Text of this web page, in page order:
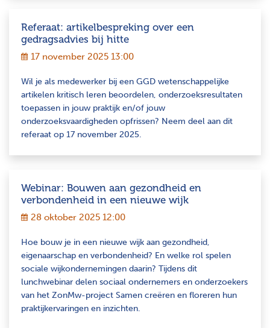
Referaat: artikelbespreking over een
gedragsadvies bij hitte
17 november 2025 13:00
Wil je als medewerker bij een GGD wetenschappelijke
artikelen kritisch leren beoordelen, onderzoeksresultaten
toepassen in jouw praktijk en/of jouw
onderzoeksvaardigheden opfrissen? Neem deel aan dit
referaat op 17 november 2025.
Webinar: Bouwen aan gezondheid en
verbondenheid in een nieuwe wijk
28 oktober 2025 12:00
Hoe bouw je in een nieuwe wijk aan gezondheid,
eigenaarschap en verbondenheid? En welke rol spelen
sociale wijkondernemingen daarin? Tijdens dit
lunchwebinar delen sociaal ondernemers en onderzoekers
van het ZonMw-project Samen creëren en floreren hun
praktijkervaringen en inzichten.